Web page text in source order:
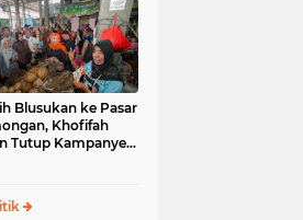
Blusukan ke Pasar
Khofifah
Tutup Kampanye